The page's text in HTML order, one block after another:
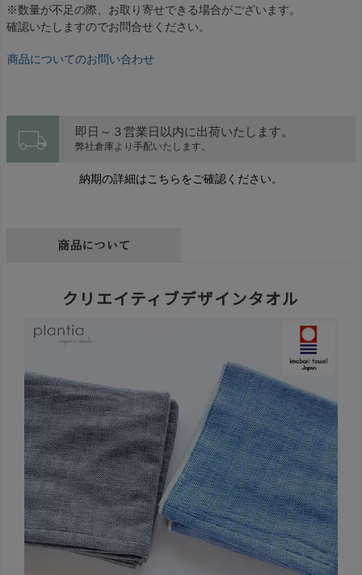
※数量が不足の際、お取り寄せできる場合がございます。
確認いたしますのでお問合せください。
商品についてのお問い合わせ
local_shipping 即日～３営業日以内に出荷いたします。
弊社倉庫より手配いたします。
納期の詳細はこちらをご確認ください。
商品について
クリエイティブデザインタオル